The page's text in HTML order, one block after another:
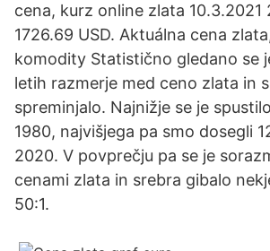
cena, kurz online zlata 10.3.2021
1726.69 USD. Aktuálna cena
komodity Statistično gledano se
letih razmerje med ceno zlata in
spreminjalo. Najnižje se je
1980, najvišjega pa smo dosegli
2020. V povprečju pa se je
cenami zlata in srebra gibalo
50:1.